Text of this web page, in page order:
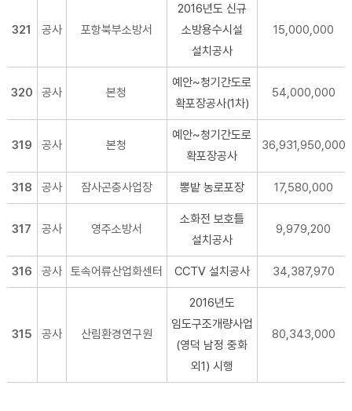
321 공사 포항북부소방서
2016년도 신규
소방용수시설
설치공사
15,000,000
320 공사 본청
예안~청기간도로
확포장공사(1차)
54,000,000
319 공사 본청
예안~청기간도로
확포장공사
36,931,950,000
318 공사 잠사곤충사업장 뽕밭 농로포장 17,580,000
317 공사 영주소방서
소화전 보호틀
설치공사
9,979,200
316 공사 토속어류산업화센터 CCTV 설치공사 34,387,970
315 공사 산림환경연구원
2016년도
임도구조개량사업
(영덕 남정 중화
외1) 시행
80,343,000